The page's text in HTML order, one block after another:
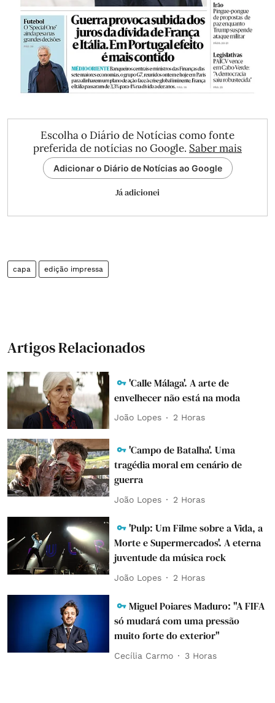
Escolha o Diário de Notícias como fonte
preferida de notícias no Google. Saber mais
Adicionar o Diário de Notícias ao Google
Já adicionei
capa edição impressa
Artigos Relacionados
'Calle Málaga'. A arte de
envelhecer não está na moda
João Lopes 2 Horas
'Campo de Batalha'. Uma
tragédia moral em cenário de
guerra
João Lopes 2 Horas
'Pulp: Um Filme sobre a Vida, a
Morte e Supermercados'. A eterna
juventude da música rock
João Lopes 2 Horas
Miguel Poiares Maduro: "A FIFA
só mudará com uma pressão
muito forte do exterior"
Cecília Carmo 3 Horas